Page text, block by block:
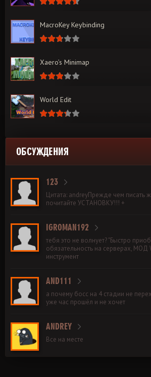
MacroKey Keybinding
Xaero’s Minimap
World Edit
ОБСУЖДЕНИЯ
123
Цитата: andreyПрежде чем писать
почитайте УСТАНОВКУ!!! +
IGROMAN192
тебя это не волнует? "Быстро
обязательность на серверах,
инструмент
AND111
а почему босс на 4 стадии не
уже час прошёл и не хочет
ANDREY
Все на месте